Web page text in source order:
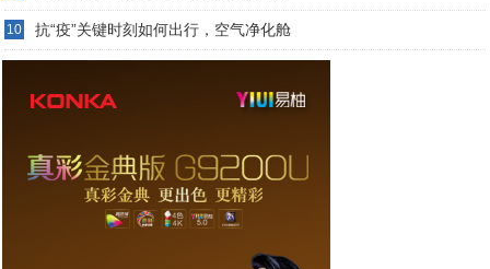
10 抗“疫”关键时刻如何出行，空气净化舱